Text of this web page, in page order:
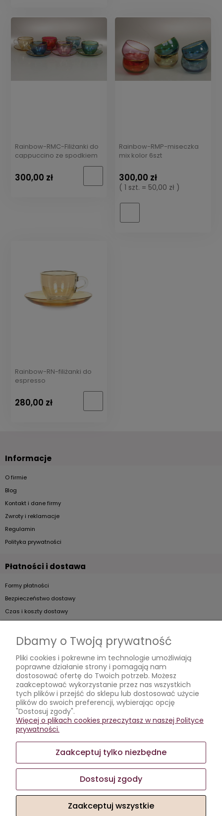
Rainbow-RMC-Filiżanki do
cappuccino ze spodkiem
300,00 zł
Rainbow-RMP-miseczka
mix kolor 6szt
300,00 zł
( 1 szt. = 50,00 zł )
Rainbow-RN-filiżanki do
espresso
280,00 zł
Informacje
O firmie
Blog
Kontakt i dane firmy
Zwroty i reklamacje
Regulamin
Polityka prywatności
Płatności i dostawa
Formy płatności
Bezpieczeństwo dostawy
Czas i koszty dostawy
Artykuły
Jak dobierać kieliszki do szampana?
Jak podawać koniak?
Jak prawidłowo dbać o kieliszki?
Wybieramy kieliszki
Moje konto
Przechowalnia
Sklep internetowy Shoper.pl
Dbamy o Twoją prywatność
Pliki cookies i pokrewne im technologie umożliwiają
poprawne działanie strony i pomagają nam
dostosować ofertę do Twoich potrzeb. Możesz
zaakceptować wykorzystanie przez nas wszystkich
tych plików i przejść do sklepu lub dostosować użycie
plików do swoich preferencji, wybierając opcję
"Dostosuj zgody".
Więcej o plikach cookies przeczytasz w naszej Polityce
prywatności.
Zaakceptuj tylko niezbędne
Dostosuj zgody
Zaakceptuj wszystkie